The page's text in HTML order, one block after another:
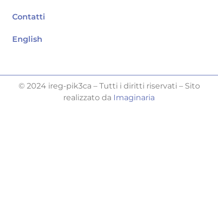
Contatti
English
© 2024 ireg-pik3ca – Tutti i diritti riservati – Sito
realizzato da Imaginaria